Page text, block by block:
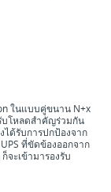
ในแบบคู่ขนาน N+x
บโหลดสำคัญร่วมกัน
ด้รับการปกป้องจาก
ที่ขัดข้องออกจาก
จะเข้ามารองรับ